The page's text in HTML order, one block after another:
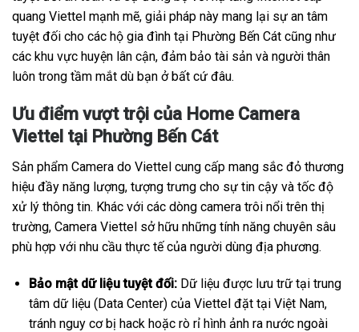
quang Viettel mạnh mẽ, giải pháp này mang lại sự an tâm
tuyệt đối cho các hộ gia đình tại Phường Bến Cát cũng như
các khu vực huyện lân cận, đảm bảo tài sản và người thân
luôn trong tầm mắt dù bạn ở bất cứ đâu.
Ưu điểm vượt trội của Home Camera
Viettel tại Phường Bến Cát
Sản phẩm Camera do Viettel cung cấp mang sắc đỏ thương
hiệu đầy năng lượng, tượng trưng cho sự tin cậy và tốc độ
xử lý thông tin. Khác với các dòng camera trôi nổi trên thị
trường, Camera Viettel sở hữu những tính năng chuyên sâu
phù hợp với nhu cầu thực tế của người dùng địa phương.
Bảo mật dữ liệu tuyệt đối:Dữ liệu được lưu trữ tại trung
tâm dữ liệu (Data Center) của Viettel đặt tại Việt Nam,
tránh nguy cơ bị hack hoặc rò rỉ hình ảnh ra nước ngoài